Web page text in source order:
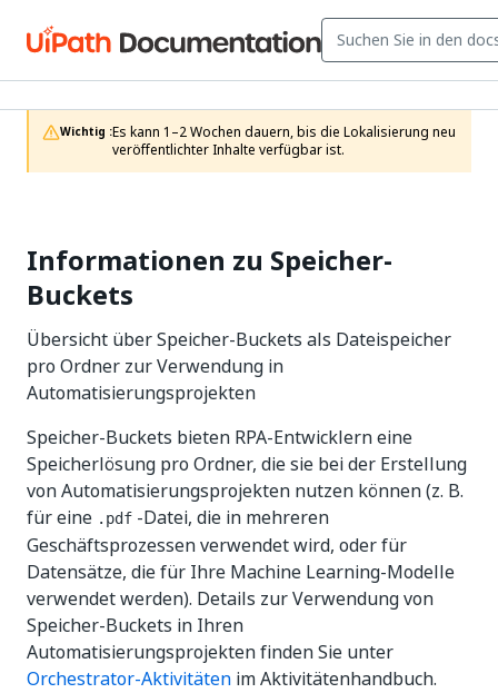
Wichtig :Es kann 1–2 Wochen dauern, bis die Lokalisierung neu
veröffentlichter Inhalte verfügbar ist.
Informationen zu Speicher-
Buckets
Übersicht über Speicher-Buckets als Dateispeicher
pro Ordner zur Verwendung in
Automatisierungsprojekten
Speicher-Buckets bieten RPA-Entwicklern eine
Speicherlösung pro Ordner, die sie bei der Erstellung
von Automatisierungsprojekten nutzen können (z. B.
für eine .pdf -Datei, die in mehreren
Geschäftsprozessen verwendet wird, oder für
Datensätze, die für Ihre Machine Learning-Modelle
verwendet werden). Details zur Verwendung von
Speicher-Buckets in Ihren
Automatisierungsprojekten finden Sie unter
Orchestrator-Aktivitäten im Aktivitätenhandbuch.